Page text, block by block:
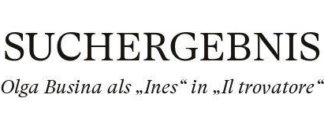
SUCHERGEBNIS
Olga Busina als „Ines“ in „Il trovatore“